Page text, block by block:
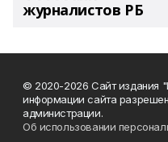
журналистов РБ
© 2020-2026 Сайт издания
информации сайта
администрации.
Об использовании